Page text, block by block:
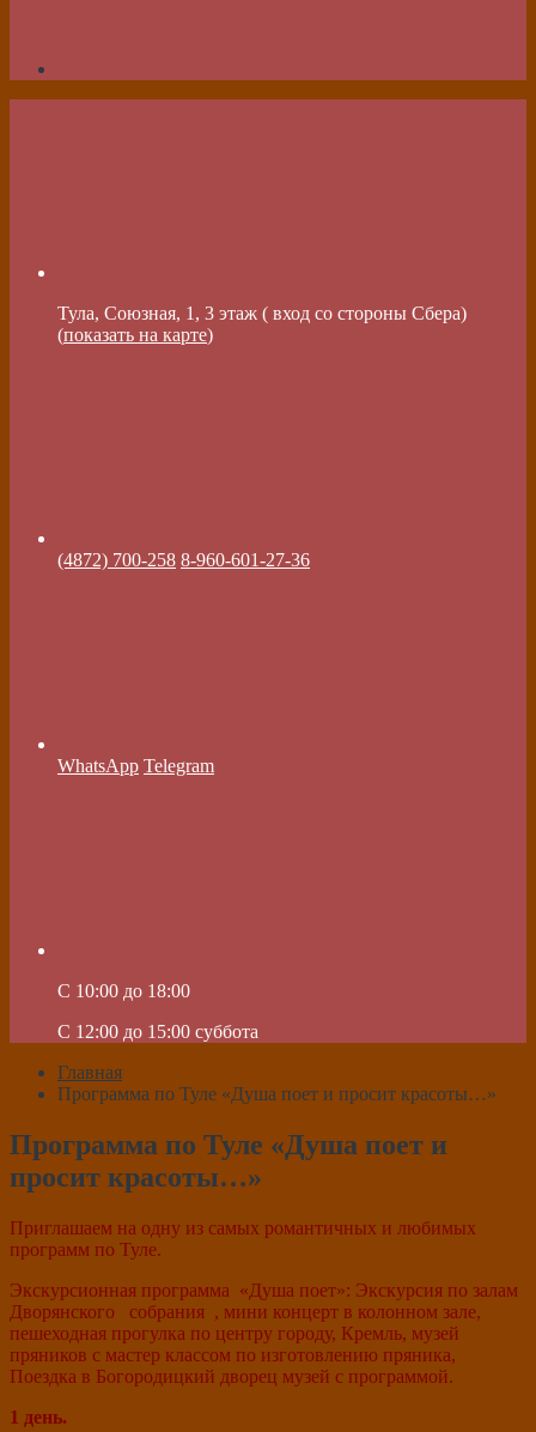
Тула, Союзная, 1, 3 этаж ( вход со стороны Сбера)
(показать на карте)
(4872) 700-258 8-960-601-27-36
WhatsApp Telegram
C 10:00 до 18:00
C 12:00 до 15:00 суббота
Главная
Программа по Туле «Душа поет и просит красоты…»
Программа по Туле «Душа поет и
просит красоты…»
Приглашаем на одну из самых романтичных и любимых
программ по Туле.
Экскурсионная программа «Душа поет»: Экскурсия по залам
Дворянского собрания , мини концерт в колонном зале,
пешеходная прогулка по центру городу, Кремль, музей
пряников с мастер классом по изготовлению пряника,
Поездка в Богородицкий дворец музей с программой.
1 день.